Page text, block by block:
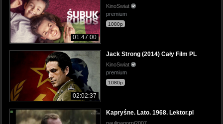
01:47:00
KinoSwiat
premium
1080p
02:02:37
Jack Strong (2014) Cały Film PL
KinoSwiat
premium
1080p
Kapryśne. Lato. 1968. Lektor.pl